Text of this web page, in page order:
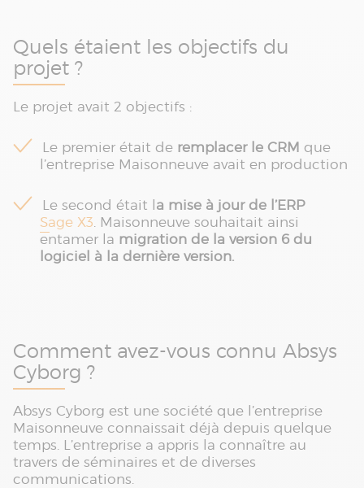
Quels étaient les objectifs du
projet ?
Le projet avait 2 objectifs :
Le premier était de remplacer le CRM que
l’entreprise Maisonneuve avait en production
Le second était l a mise à jour de l’ERP
Sage X3. Maisonneuve souhaitait ainsi
entamer la migration de la version 6 du
logiciel à la dernière version.
Comment avez-vous connu Absys
Cyborg ?
Absys Cyborg est une société que l’entreprise
Maisonneuve connaissait déjà depuis quelque
temps. L’entreprise a appris la connaître au
travers de séminaires et de diverses
communications.